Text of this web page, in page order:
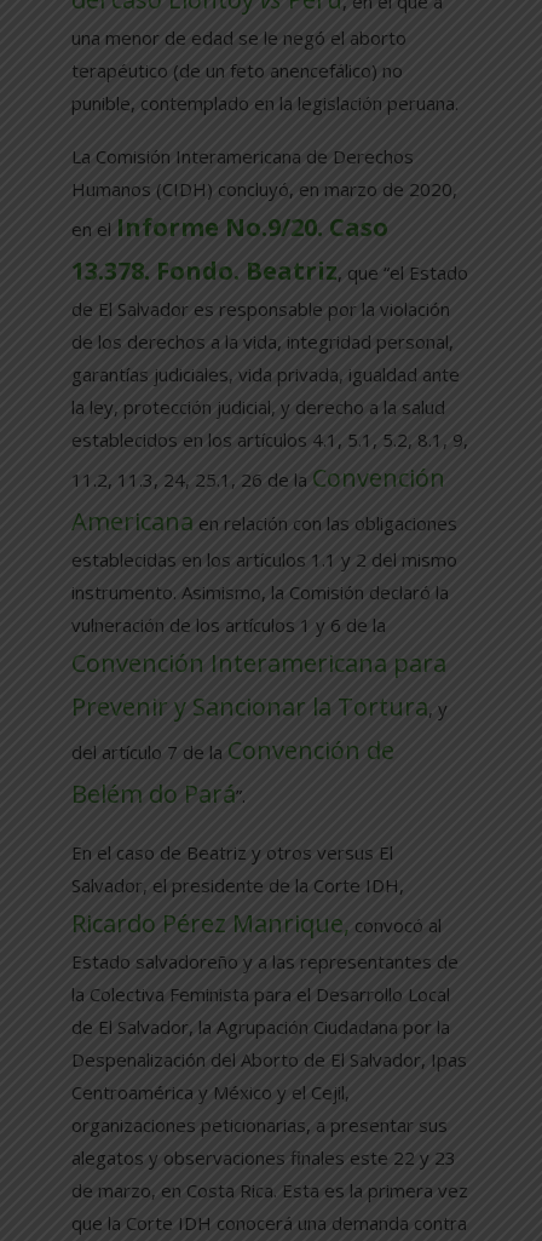
una menor de edad se le negó el aborto
terapéutico (de un feto anencefálico) no
punible, contemplado en la legislación peruana.
La Comisión Interamericana de Derechos
Humanos (CIDH) concluyó, en marzo de 2020,
en el Informe No.9/20. Caso
13.378. Fondo. Beatriz, que “el Estado
de El Salvador es responsable por la violación
de los derechos a la vida, integridad personal,
garantías judiciales, vida privada, igualdad ante
la ley, protección judicial, y derecho a la salud
establecidos en los artículos 4.1, 5.1, 5.2, 8.1, 9,
11.2, 11.3, 24, 25.1, 26 de la Convención
Americana en relación con las obligaciones
establecidas en los artículos 1.1 y 2 del mismo
instrumento. Asimismo, la Comisión declaró la
vulneración de los artículos 1 y 6 de la
Convención Interamericana para
Prevenir y Sancionar la Tortura, y
del artículo 7 de la Convención de
Belém do Pará”.
En el caso de Beatriz y otros versus El
Salvador, el presidente de la Corte IDH,
Ricardo Pérez Manrique, convocó al
Estado salvadoreño y a las representantes de
la Colectiva Feminista para el Desarrollo Local
de El Salvador, la Agrupación Ciudadana por la
Despenalización del Aborto de El Salvador, Ipas
Centroamérica y México y el Cejil,
organizaciones peticionarias, a presentar sus
alegatos y observaciones finales este 22 y 23
de marzo, en Costa Rica. Esta es la primera vez
que la Corte IDH conocerá una demanda contra